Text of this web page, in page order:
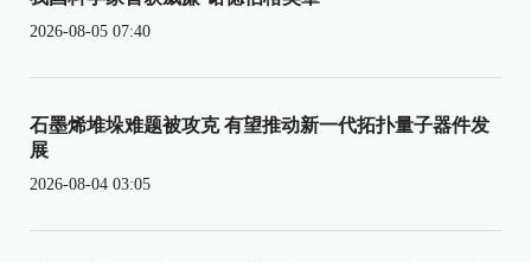
2026-08-05 07:40
石墨烯堆垛难题被攻克 有望推动新一代拓扑量子器件发
展
2026-08-04 03:05